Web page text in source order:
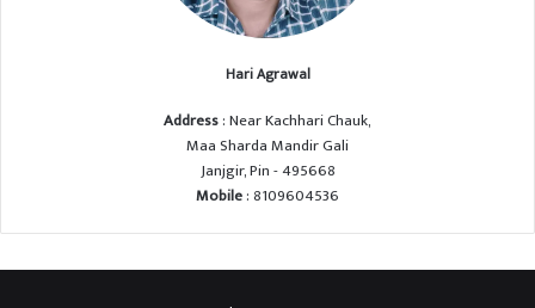
Hari Agrawal
Address: Near Kachhari Chauk,
Maa Sharda Mandir Gali
Janjgir, Pin - 495668
Mobile: 8109604536